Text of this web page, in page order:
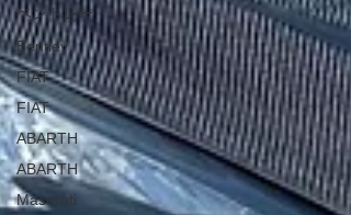
ベントレー
Bentley
FIAT
FIAT
ABARTH
ABARTH
Maserati